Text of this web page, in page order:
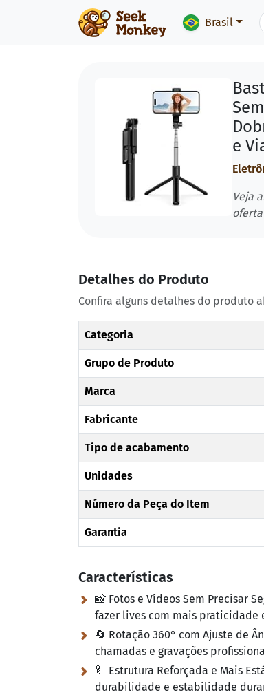
Brasil
e
Veja
Detalhes do Produto
Confira alguns detalhes do produto
Categoria
Grupo de Produto
Marca
Fabricante
Tipo de acabamento
Unidades
Número da Peça do Item
Garantia
Características
📸 Fotos e Vídeos Sem Precisar
fazer lives com mais praticidade
🔄 Rotação 360° com Ajuste de
chamadas e gravações
🦾 Estrutura Reforçada e Mais
durabilidade e estabilidade